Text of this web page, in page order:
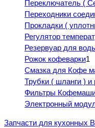
Переключатель (
Переходники
Прокладки (
Регулятор
Резервуар для
Рожок кофеварки1
Смазка для Кофе
Трубки ( шланги )
Фильтры
Электронный
Запчасти для кухонных